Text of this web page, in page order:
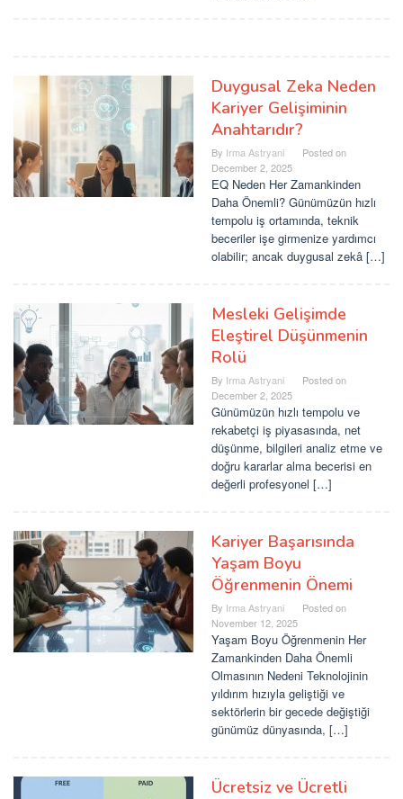
Duygusal Zeka Neden
Kariyer Gelişiminin
Anahtarıdır?
By Irma Astryani
Posted on
December 2, 2025
EQ Neden Her Zamankinden
Daha Önemli? Günümüzün hızlı
tempolu iş ortamında, teknik
beceriler işe girmenize yardımcı
olabilir; ancak duygusal zekâ […]
Mesleki Gelişimde
Eleştirel Düşünmenin
Rolü
By Irma Astryani
Posted on
December 2, 2025
Günümüzün hızlı tempolu ve
rekabetçi iş piyasasında, net
düşünme, bilgileri analiz etme ve
doğru kararlar alma becerisi en
değerli profesyonel […]
Kariyer Başarısında
Yaşam Boyu
Öğrenmenin Önemi
By Irma Astryani
Posted on
November 12, 2025
Yaşam Boyu Öğrenmenin Her
Zamankinden Daha Önemli
Olmasının Nedeni Teknolojinin
yıldırım hızıyla geliştiği ve
sektörlerin bir gecede değiştiği
günümüz dünyasında, […]
Ücretsiz ve Ücretli